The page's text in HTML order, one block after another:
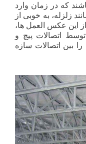
که در زمان وارد
زلزله، به خوبی از
این عکس العمل ها،
اتصالات پیچ و
بین اتصالات سازه